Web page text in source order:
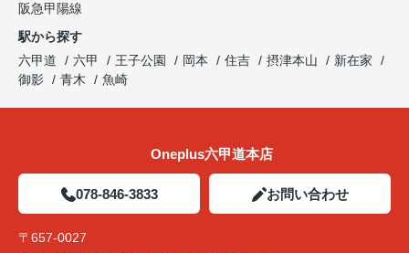
阪急甲陽線
駅から探す
六甲道
六甲 王子公園 岡本 住吉 摂津本山
新在家
御影
青木 魚崎
Oneplus六甲道本店
078-846-3833 お問い合わせ
〒657-0027